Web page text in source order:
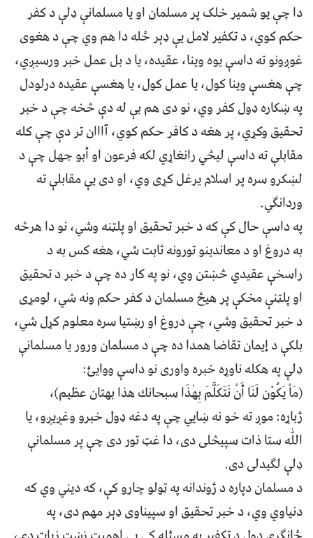
دا چې يو شمير خلک پر مسلمان او يا مسلمانې ډلې د کفر
حکم کوي، د تکفير لامل يې ډېر ځله دا هم وي چې د هغوی
غوږونو ته داسې یوه وینا، عقيده، يا د بل عمل خبر ورسيږي،
چې هغسې وينا کول، يا عمل کول، يا هغسې عقيده درلودل
په ښکاره ډول کفر وي، نو دی هم بې له دې څخه چې د خبر
تحقيق وکړي، پر هغه د کافر حکم کوي، آااان تر دې چې کله
مقابلې ته داسې ليڅي رانغاړي لکه فرعون او أبو جهل چې د
لښکرو سره پر اسلام يرغل کړی وي، او دی يې مقابلې ته
وردانګي.
په داسې حال کې که د خبر تحقيق او پلټنه وشي، نو دا هرڅه
به دروغ او د معاندينو تورونه ثابت شي، هغه کس به د
راسخې عقيدي څښتن وي، نو په کار ده چې د خبر د تحقيق
او پلټنې مخکې پر هيڅ مسلمان د کفر حکم ونه شي، لومړی
د خبر تحقيق وشي، چې دروغ او رښتيا سره معلوم کړل شي،
بلکې د إيمان تقاضا همدا ده چې د مسلمان ورور یا مسلمانې
ډلې په هکله ناوړه خبره واوری نو داسې ووايئ:
(مَاْ يَکُوْن لَنَا أَنْ نَتَکَلّ‍َمَ بِهٰذَا سبحانك هذا بهتان عظیم)،
ژباړه: موږ ته خو نه ښايي چې په دغه ډول خبرو وغږيږو، يا
اللّٰه ستا ذات سپيڅلی دی، دا غټ تور دی چې پر مسلمانې
ډلې لګيدلی دی.
د مسلمان دپاره د ژوندانه په ټولو چارو کې، که ديني وي که
دنياوي وي، د خبر تحقيق او سپيناوی ډېر مهم دی، په